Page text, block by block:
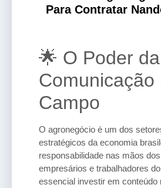
Para Contratar
🌟 O Poder da
Comunicação
Campo
O agronegócio é um dos
estratégicos da economia
responsabilidade nas mãos
empresários e trabalhadores
essencial investir em conteúdo